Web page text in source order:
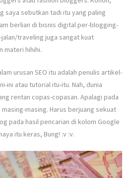
saya sebutkan tadi itu yang paling
berlian di bisnis digital per-blogging-
jalan/traveling juga sangat kuat
materi hihihi.
urusan SEO itu adalah penulis artikel-
ini atau tutorial itu-itu. Nah, dunia
rentan copas-copasan. Apalagi pada
masing. Harus berjuang sekuat
pada hasil pencarian di kolom Google
itu keras, Bung! :v :v.